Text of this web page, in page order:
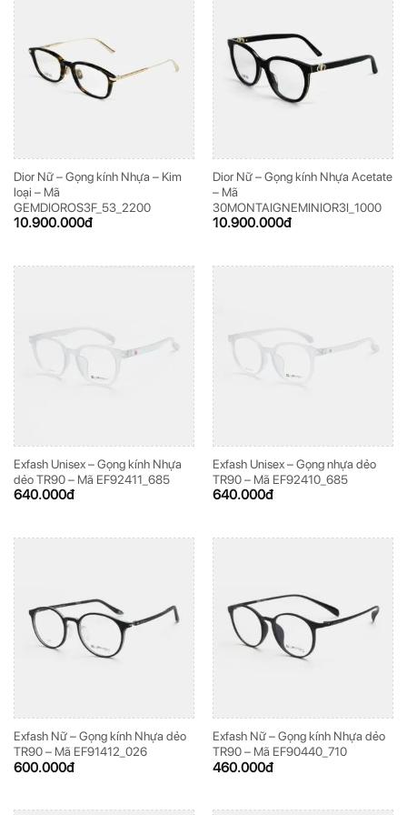
Dior Nữ – Gọng kính Nhựa – Kim
loại – Mã
GEMDIOROS3F_53_2200
10.900.000đ
Dior Nữ – Gọng kính Nhựa Acetate
– Mã
30MONTAIGNEMINIOR3I_1000
10.900.000đ
Exfash Unisex – Gọng kính Nhựa
dẻo TR90 – Mã EF92411_685
640.000đ
Exfash Unisex – Gọng nhựa dẻo
TR90 – Mã EF92410_685
640.000đ
Exfash Nữ – Gọng kính Nhựa dẻo
TR90 – Mã EF91412_026
600.000đ
Exfash Nữ – Gọng kính Nhựa dẻo
TR90 – Mã EF90440_710
460.000đ